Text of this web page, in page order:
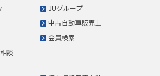
JUグループ
中古自動車販売士
会員検索
談